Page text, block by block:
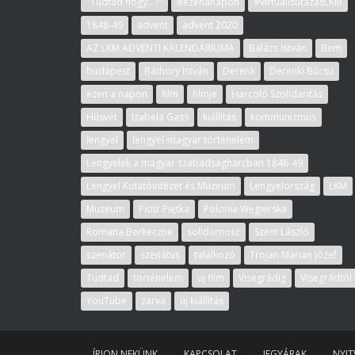
1848-49
advent
advent 2020
AZ LKM ADVENTI KALENDÁRIUMA
Balázs István
Bem
budapest
Báthory István Derenk
Derenki Búcsú
ezen a napon
film filmje
Harcoló Szolidaritás
Húsvét
Izabela Gass kiállítás
kommunizmus
lengyel
lengyel-magyar történelem
Lengyelek a magyar szabadságharcban 1848-49
Lengyel Kutatóintézet és Múzeum
Lengyelország
LKM
Muzeum
Piotr Piętka
Polonia Węgierska
Romana Berkeczne
solidarność
Szent László
szenátor
szenátus találkozó
Trojan Marian Józef
Tudtad
történelem uj film Visegrádig
Visegrádtól
YouTube
zarva új kiállítás